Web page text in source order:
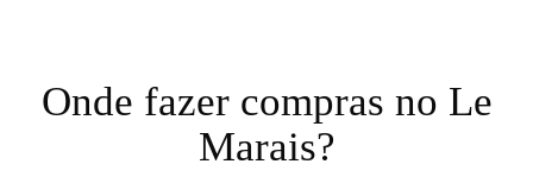
Onde fazer compras no Le
Marais?